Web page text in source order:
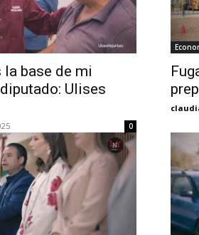
la base de mi
Ulises
0